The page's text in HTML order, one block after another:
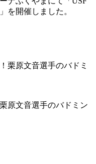
を開催しました。
原文音選手のバドミン